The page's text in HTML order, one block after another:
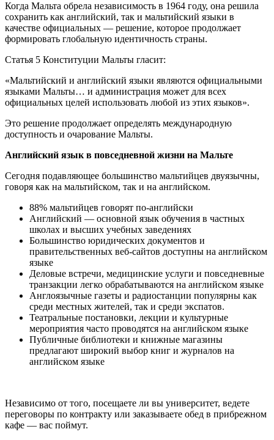
Когда Мальта обрела независимость в 1964 году, она решила
сохранить как английский, так и мальтийский языки в
качестве официальных — решение, которое продолжает
формировать глобальную идентичность страны.
Статья 5 Конституции Мальты гласит:
«Мальтийский и английский языки являются официальными
языками Мальты… и администрация может для всех
официальных целей использовать любой из этих языков».
Это решение продолжает определять международную
доступность и очарование Мальты.
Английский язык в повседневной жизни на Мальте
Сегодня подавляющее большинство мальтийцев двуязычны,
говоря как на мальтийском, так и на английском.
88% мальтийцев говорят по-английски
Английский — основной язык обучения в частных
школах и высших учебных заведениях
Большинство юридических документов и
правительственных веб-сайтов доступны на английском
языке
Деловые встречи, медицинские услуги и повседневные
транзакции легко обрабатываются на английском языке
Англоязычные газеты и радиостанции популярны как
среди местных жителей, так и среди экспатов.
Театральные постановки, лекции и культурные
мероприятия часто проводятся на английском языке
Публичные библиотеки и книжные магазины
предлагают широкий выбор книг и журналов на
английском языке
Независимо от того, посещаете ли вы университет, ведете
переговоры по контракту или заказываете обед в прибрежном
кафе — вас поймут.